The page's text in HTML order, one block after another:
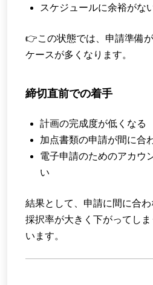
スケジュールに余裕がな
👉この状態では、申請準備
ケースが多くなります。
締切直前での着手
計画の完成度が低くなる
加点書類の申請が間に合
電子申請のためのアカウ
い
結果として、申請に間に合
採択率が大きく下がってし
います。